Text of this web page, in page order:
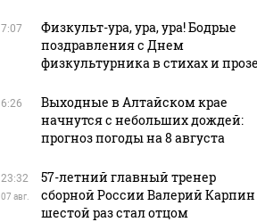
Таких событий не
было с 1945: чего
ждать всем нам?
В
7:07
Физкульт-ура, ура, ура! Бодрые
поздравления с Днем
физкультурника в стихах и прозе
6:26
Выходные в Алтайском крае
начнутся с небольших дождей:
прогноз погоды на 8 августа
23:32
07 авг.
57-летний главный тренер
сборной России Валерий Карпин
шестой раз стал отцом